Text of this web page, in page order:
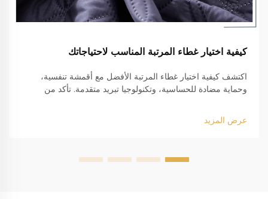
كيفية اختيار غطاء المرتبة المناسب لاحتياجاتك
اكتشف كيفية اختيار غطاء المرتبة الأفضل مع أقمشة تنفسية،
وحماية مضادة للحساسية، وتكنولوجيا تبريد متقدمة. تأكد من
عرض المزيد